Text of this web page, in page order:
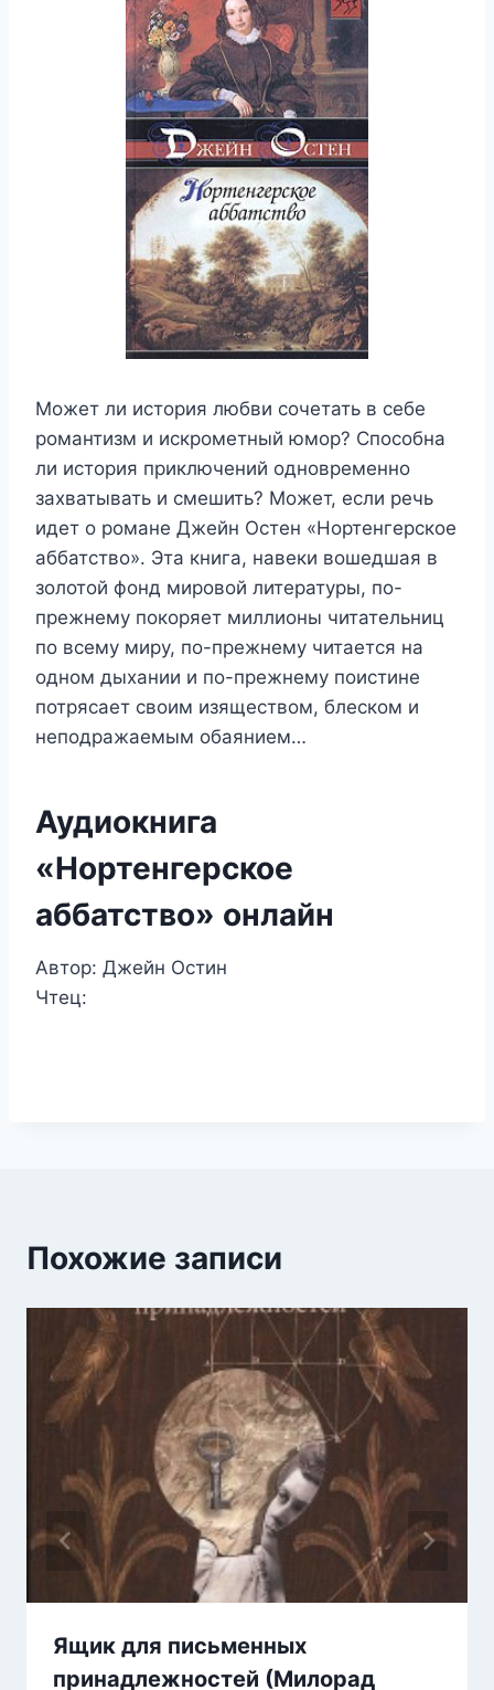
Может ли история любви сочетать в себе
романтизм и искрометный юмор? Способна
ли история приключений одновременно
захватывать и смешить? Может, если речь
идет о романе Джейн Остен «Нортенгерское
аббатство». Эта книга, навеки вошедшая в
золотой фонд мировой литературы, по-
прежнему покоряет миллионы читательниц
по всему миру, по-прежнему читается на
одном дыхании и по-прежнему поистине
потрясает своим изяществом, блеском и
неподражаемым обаянием…
Аудиокнига
«Нортенгерское
аббатство» онлайн
Автор: Джейн Остин
Чтец:
Похожие записи
Ящик для письменных
принадлежностей (Милорад